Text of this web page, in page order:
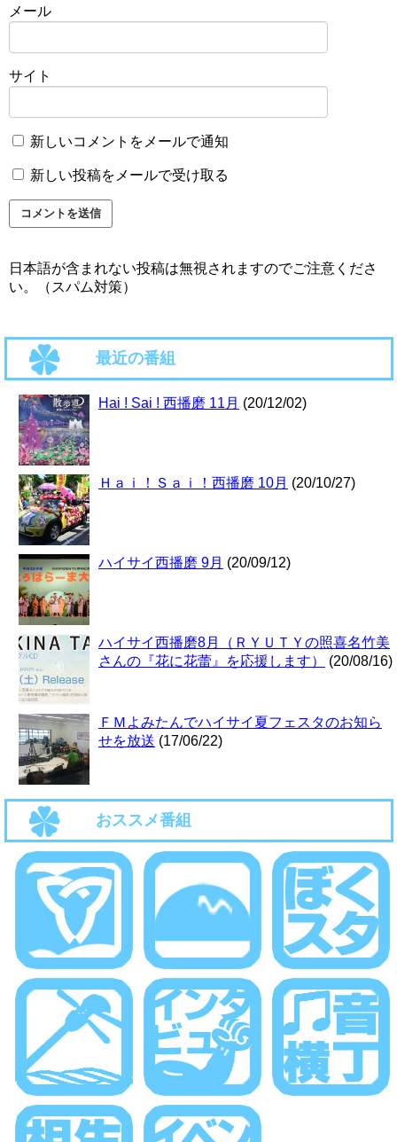
メール
サイト
新しいコメントをメールで通知
新しい投稿をメールで受け取る
日本語が含まれない投稿は無視されますのでご注意くださ
い。（スパム対策）
最近の番組
Hai ! Sai ! 西播磨 11月 (20/12/02)
Ｈａｉ！Ｓａｉ！西播磨 10月 (20/10/27)
ハイサイ西播磨 9月 (20/09/12)
ハイサイ西播磨8月（ＲＹＵＴＹの照喜名竹美
さんの『花に花蕾』を応援します）
(20/08/16)
ＦＭよみたんでハイサイ夏フェスタのお知ら
せを放送 (17/06/22)
おススメ番組